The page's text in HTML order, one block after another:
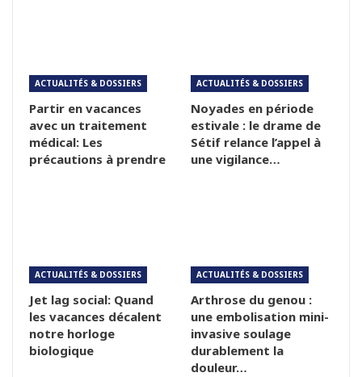
ACTUALITÉS & DOSSIERS
Partir en vacances
avec un traitement
médical: Les
précautions à prendre
ACTUALITÉS & DOSSIERS
Noyades en période
estivale : le drame de
Sétif relance l’appel à
une vigilance…
ACTUALITÉS & DOSSIERS
Jet lag social: Quand
les vacances décalent
notre horloge
biologique
ACTUALITÉS & DOSSIERS
Arthrose du genou :
une embolisation mini-
invasive soulage
durablement la
douleur…